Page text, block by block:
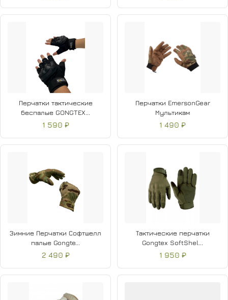
Перчатки тактические
беспалые GONGTEX...
1 590 ₽
Перчатки EmersonGear
Мультикам
1 490 ₽
Зимние Перчатки Софтшелл
палые Gongte...
2 490 ₽
Тактические перчатки
Gongtex SoftShel...
1 950 ₽